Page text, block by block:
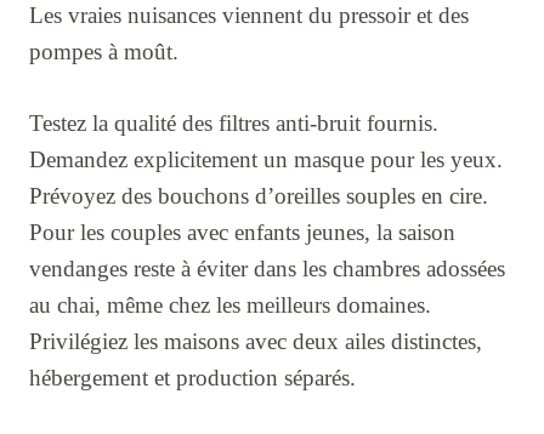
Les vraies nuisances viennent du pressoir et des
pompes à moût.
Testez la qualité des filtres anti-bruit fournis.
Demandez explicitement un masque pour les yeux.
Prévoyez des bouchons d’oreilles souples en cire.
Pour les couples avec enfants jeunes, la saison
vendanges reste à éviter dans les chambres adossées
au chai, même chez les meilleurs domaines.
Privilégiez les maisons avec deux ailes distinctes,
hébergement et production séparés.